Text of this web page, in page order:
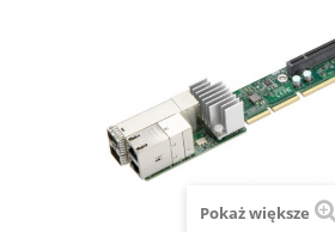
Pokaż większe